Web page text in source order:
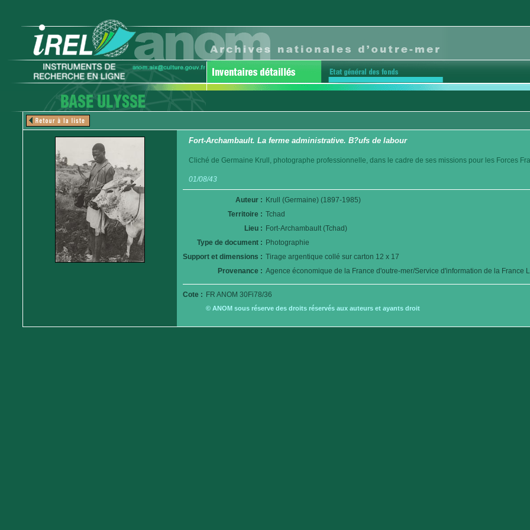
Fort-Archambault. La ferme administrative. B?ufs de labour
Cliché de Germaine Krull, photographe professionnelle, dans le cadre de ses missions pour les Forces
01/08/43
Auteur : Krull (Germaine) (1897-1985)
Territoire : Tchad
Lieu : Fort-Archambault (Tchad)
Type de document : Photographie
Support et dimensions : Tirage argentique collé sur carton 12 x 17
Provenance : Agence économique de la France d'outre-mer/Service d'information de la France
Cote : FR ANOM 30Fi78/36
© ANOM sous réserve des droits réservés aux auteurs et ayants droit